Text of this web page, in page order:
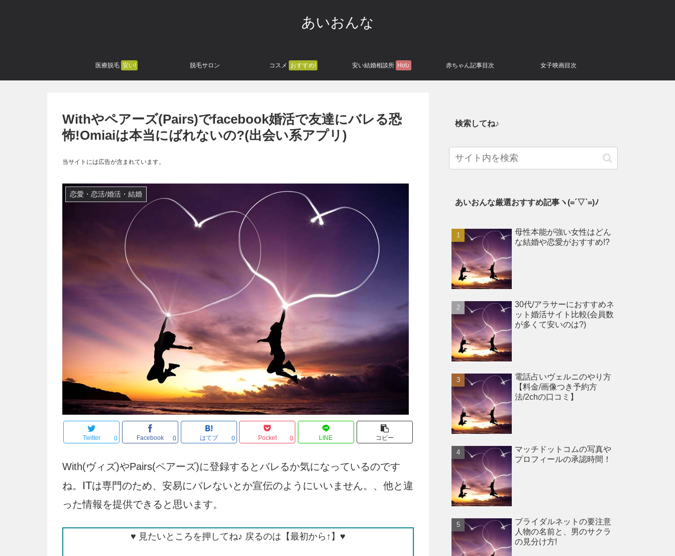
あいおんな
医療脱毛 安い! 脱毛サロン コスメ おすすめ! 安い結婚相談所 Hot♪ 赤ちゃん記事目次 女子映画目次
Withやペアーズ(Pairs)でfacebook婚活で友達にバレる恐
怖!Omiaiは本当にばれないの?(出会い系アプリ)
当サイトには広告が含まれています。
恋愛・恋活/婚活・結婚
Twitter 0 Facebook 0 はてブ 0 Pocket 0 LINE コピー
With(ヴィズ)やPairs(ペアーズ)に登録するとバレるか気になっているのです
ね。 ITは専門のため、安易にバレないとか宣伝のようにいいません。、他と違
った情報を提供できると思います。
♥ 見たいところを押してね♪ 戻るのは【最初から↑】♥
検索してね♪
あいおんな厳選おすすめ記事ヽ(=´▽`=)ﾉ
母性本能が強い女性はどん
な結婚や恋愛がおすすめ!?
30代/アラサーにおすすめネ
ット婚活サイト比較(会員数
が多くて安いのは?)
電話占いヴェルニのやり方
【料金/画像つき予約方
法/2chの口コミ】
マッチドットコムの写真や
プロフィールの承認時間！
ブライダルネットの要注意
人物の名前と、男のサクラ
の見分け方!